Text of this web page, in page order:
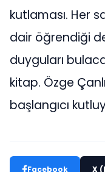
kutlaması. Her
dair öğrendiği
duyguları
kitap. Özge
başlangıcı
Facebook X